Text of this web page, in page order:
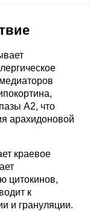
А2, что
арахидоновой
краевое
цитокинов,
к
и грануляции.